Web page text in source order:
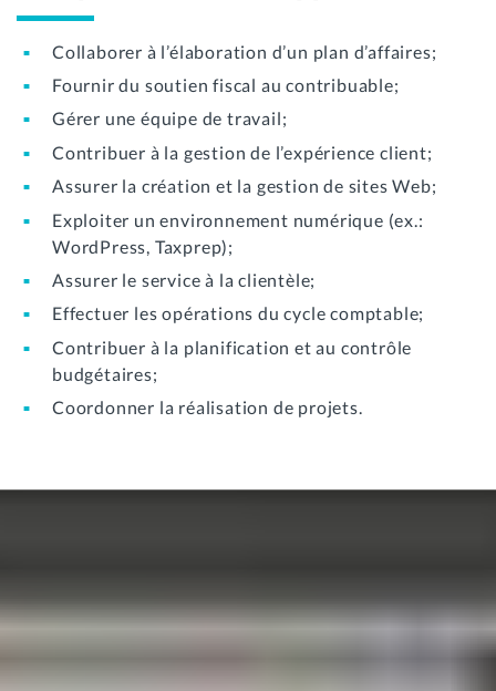
Collaborer à l’élaboration d’un plan d’affaires;
Fournir du soutien fiscal au contribuable;
Gérer une équipe de travail;
Contribuer à la gestion de l’expérience client;
Assurer la création et la gestion de sites Web;
Exploiter un environnement numérique (ex.:
WordPress, Taxprep);
Assurer le service à la clientèle;
Effectuer les opérations du cycle comptable;
Contribuer à la planification et au contrôle
budgétaires;
Coordonner la réalisation de projets.